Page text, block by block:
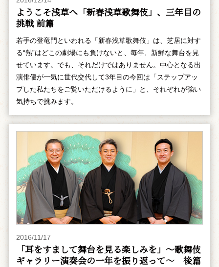
ようこそ浅草へ「新春浅草歌舞伎」、三年目の
挑戦 前篇
若手の登竜門といわれる「新春浅草歌舞伎」は、芝居に対す
る“熱”はどこの劇場にも負けないと、毎年、新鮮な舞台を見
せています。でも、それだけではありません。中心となる出
演俳優が一気に世代交代して3年目の今回は「ステップアッ
プした私たちをご覧いただけるように」と、それぞれが強い
気持ちで挑みます。
2016/11/17
「耳をすまして舞台を見る楽しみを」～歌舞伎
ギャラリー演奏会の一年を振り返って～ 後篇